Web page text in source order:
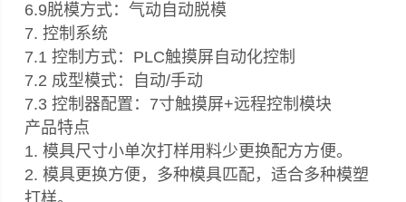
6.9脱模方式：气动自动脱模
7. 控制系统
7.1 控制方式：PLC触摸屏自动化控制
7.2 成型模式：自动/手动
7.3 控制器配置：7寸触摸屏+远程控制模块
产品特点
1. 模具尺寸小单次打样用料少更换配方方便。
2. 模具更换方便，多种模具匹配，适合多种模塑
打样。